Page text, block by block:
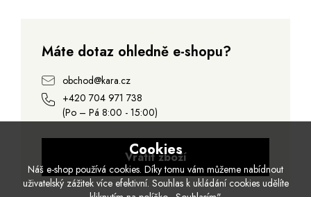
Máte dotaz ohledně e-shopu?
obchod@kara.cz
+420 704 971 738
(Po – Pá 8:00 - 15:00)
Vrátit zboží
Cookies
Náš e-shop používá cookies. Díky tomu vám můžeme nabídnout
uživatelský zážitek více efektivní. Souhlas k ukládání cookies udělíte